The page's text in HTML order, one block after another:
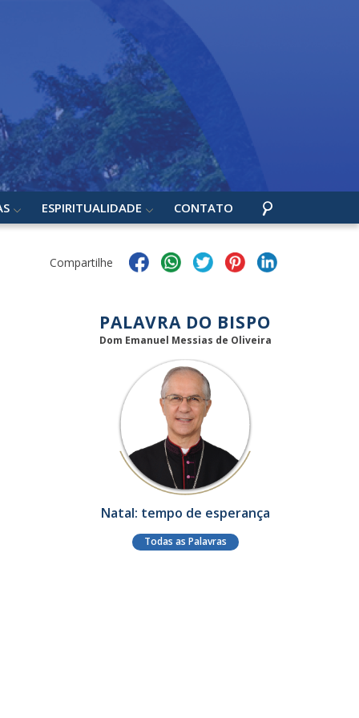
ESPIRITUALIDADE CONTATO
Compartilhe
PALAVRA DO BISPO
Dom Emanuel Messias de Oliveira
Natal: tempo de esperança
Todas as Palavras